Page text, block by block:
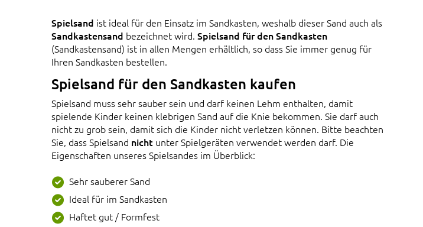
Spielsand ist ideal für den Einsatz im Sandkasten, weshalb dieser Sand auch als
Sandkastensand bezeichnet wird. Spielsand für den Sandkasten
(Sandkastensand) ist in allen Mengen erhältlich, so dass Sie immer genug für
Ihren Sandkasten bestellen.
Spielsand für den Sandkasten kaufen
Spielsand muss sehr sauber sein und darf keinen Lehm enthalten, damit
spielende Kinder keinen klebrigen Sand auf die Knie bekommen. Sie darf auch
nicht zu grob sein, damit sich die Kinder nicht verletzen können. Bitte beachten
Sie, dass Spielsand nicht unter Spielgeräten verwendet werden darf. Die
Eigenschaften unseres Spielsandes im Überblick:
Sehr sauberer Sand
Ideal für im Sandkasten
Haftet gut / Formfest